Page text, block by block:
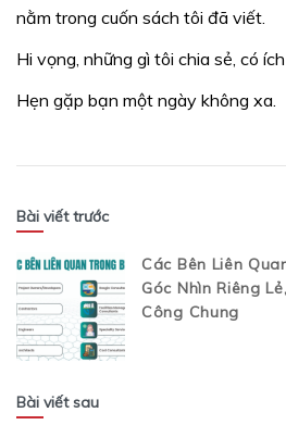
nằm trong cuốn sách tôi đã viết.
Hi vọng, những gì tôi chia sẻ, có
Hẹn gặp bạn một ngày không xa.
Bài viết trước
Các Bên Liên
Góc Nhìn Riêng
Công Chung
Bài viết sau